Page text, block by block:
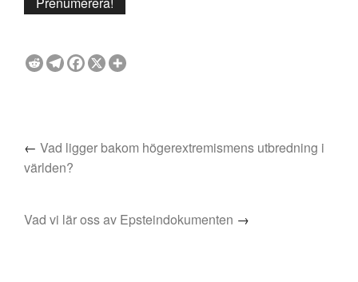
← Vad ligger bakom högerextremismens utbredning i
världen?
Vad vi lär oss av Epsteindokumenten →